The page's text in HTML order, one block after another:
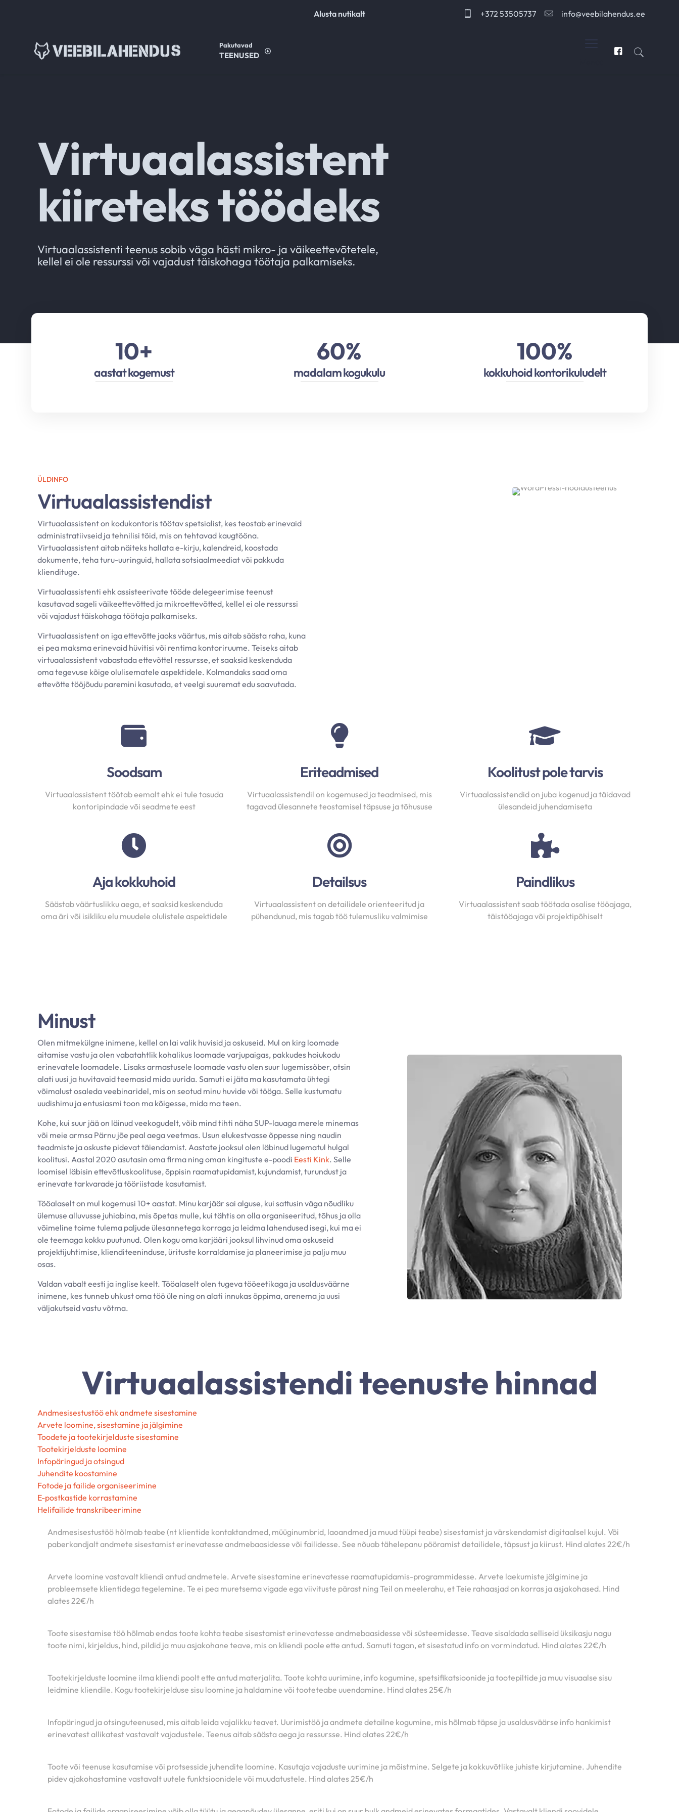
Alusta nutikalt +372 53505737 info@veebilahendus.ee
TEENUSED
Pakutavad
Virtuaalassistent
kiireteks töödeks
Virtuaalassistenti teenus sobib väga hästi mikro- ja väikeettevõtetele,
kellel ei ole ressurssi või vajadust täiskohaga töötaja palkamiseks.
10+
aastat kogemust
60%
madalam kogukulu
100%
kokkuhoid kontorikuludelt
ÜLDINFO
Virtuaalassistendist
Virtuaalassistent on kodukontoris töötav spetsialist, kes teostab erinevaid
administratiivseid ja tehnilisi töid, mis on tehtavad kaugtööna.
Virtuaalassistent aitab näiteks hallata e-kirju, kalendreid, koostada
dokumente, teha turu-uuringuid, hallata sotsiaalmeediat või pakkuda
kliendituge.
Virtuaalassistenti ehk assisteerivate tööde delegeerimise teenust
kasutavad sageli väikeettevõtted ja mikroettevõtted, kellel ei ole ressurssi
või vajadust täiskohaga töötaja palkamiseks.
Virtuaalassistent on iga ettevõtte jaoks väärtus, mis aitab säästa raha, kuna
ei pea maksma erinevaid hüvitisi või rentima kontoriruume. Teiseks aitab
virtuaalassistent vabastada ettevõttel ressursse, et saaksid keskenduda
oma tegevuse kõige olulisematele aspektidele. Kolmandaks saad oma
ettevõtte tööjõudu paremini kasutada, et veelgi suuremat edu saavutada.
Soodsam
Virtuaalassistent töötab eemalt ehk ei tule tasuda
kontoripindade või seadmete eest
Aja kokkuhoid
Säästab väärtuslikku aega, et saaksid keskenduda
oma äri või isikliku elu muudele olulistele aspektidele
Eriteadmised
Virtuaalassistendil on kogemused ja teadmised, mis
tagavad ülesannete teostamisel täpsuse ja tõhususe
Detailsus
Virtuaalassistent on detailidele orienteeritud ja
pühendunud, mis tagab töö tulemusliku valmimise
Koolitust pole tarvis
Virtuaalassistendid on juba kogenud ja täidavad
ülesandeid juhendamiseta
Paindlikus
Virtuaalassistent saab töötada osalise tööajaga,
täistööajaga või projektipõhiselt
Minust
Olen mitmekülgne inimene, kellel on lai valik huvisid ja oskuseid. Mul on kirg loomade
aitamise vastu ja olen vabatahtlik kohalikus loomade varjupaigas, pakkudes hoiukodu
erinevatele loomadele. Lisaks armastusele loomade vastu olen suur lugemissõber, otsin
alati uusi ja huvitavaid teemasid mida uurida. Samuti ei jäta ma kasutamata ühtegi
võimalust osaleda veebinaridel, mis on seotud minu huvide või tööga. Selle kustumatu
uudishimu ja entusiasmi toon ma kõigesse, mida ma teen.
Kohe, kui suur jää on läinud veekogudelt, võib mind tihti näha SUP-lauaga merele minemas
või meie armsa Pärnu jõe peal aega veetmas. Usun elukestvasse õppesse ning naudin
teadmiste ja oskuste pidevat täiendamist. Aastate jooksul olen läbinud lugematul hulgal
koolitusi. Aastal 2020 asutasin oma firma ning oman kingituste e-poodi Eesti Kink. Selle
loomisel läbisin ettevõtluskoolituse, õppisin raamatupidamist, kujundamist, turundust ja
erinevate tarkvarade ja tööriistade kasutamist.
Tööalaselt on mul kogemusi 10+ aastat. Minu karjäär sai alguse, kui sattusin väga nõudliku
ülemuse alluvusse juhiabina, mis õpetas mulle, kui tähtis on olla organiseeritud, tõhus ja olla
võimeline toime tulema paljude ülesannetega korraga ja leidma lahendused isegi, kui ma ei
ole teemaga kokku puutunud. Olen kogu oma karjääri jooksul lihvinud oma oskuseid
projektijuhtimise, klienditeeninduse, ürituste korraldamise ja planeerimise ja palju muu
osas.
Valdan vabalt eesti ja inglise keelt. Tööalaselt olen tugeva tööeetikaga ja usaldusväärne
inimene, kes tunneb uhkust oma töö üle ning on alati innukas õppima, arenema ja uusi
väljakutseid vastu võtma.
Virtuaalassistendi teenuste hinnad
Andmesisestustöö ehk andmete sisestamine
Arvete loomine, sisestamine ja jälgimine
Toodete ja tootekirjelduste sisestamine
Tootekirjelduste loomine
Infopäringud ja otsingud
Juhendite koostamine
Fotode ja failide organiseerimine
E-postkastide korrastamine
Helifailide transkribeerimine
Andmesisestustöö hõlmab teabe (nt klientide kontaktandmed, müüginumbrid, laoandmed ja muud tüüpi teabe) sisestamist ja värskendamist digitaalsel kujul. Või
paberkandjalt andmete sisestamist erinevatesse andmebaasidesse või failidesse. See nõuab tähelepanu pööramist detailidele, täpsust ja kiirust. Hind alates 22€/h
Arvete loomine vastavalt kliendi antud andmetele. Arvete sisestamine erinevatesse raamatupidamis-programmidesse. Arvete laekumiste jälgimine ja
probleemsete klientidega tegelemine. Te ei pea muretsema vigade ega viivituste pärast ning Teil on meelerahu, et Teie rahaasjad on korras ja asjakohased. Hind
alates 22€/h
Toote sisestamise töö hõlmab endas toote kohta teabe sisestamist erinevatesse andmebaasidesse või süsteemidesse. Teave sisaldada selliseid üksikasju nagu
toote nimi, kirjeldus, hind, pildid ja muu asjakohane teave, mis on kliendi poole ette antud. Samuti tagan, et sisestatud info on vormindatud. Hind alates 22€/h
Tootekirjelduste loomine ilma kliendi poolt ette antud materjalita. Toote kohta uurimine, info kogumine, spetsifikatsioonide ja tootepiltide ja muu visuaalse sisu
leidmine kliendile. Kogu tootekirjelduse sisu loomine ja haldamine või tooteteabe uuendamine. Hind alates 25€/h
Infopäringud ja otsinguteenused, mis aitab leida vajalikku teavet. Uurimistöö ja andmete detailne kogumine, mis hõlmab täpse ja usaldusväärse info hankimist
erinevatest allikatest vastavalt vajadustele. Teenus aitab säästa aega ja ressursse. Hind alates 22€/h
Toote või teenuse kasutamise või protsesside juhendite loomine. Kasutaja vajaduste uurimine ja mõistmine. Selgete ja kokkuvõtlike juhiste kirjutamine. Juhendite
pidev ajakohastamine vastavalt uutele funktsioonidele või muudatustele. Hind alates 25€/h